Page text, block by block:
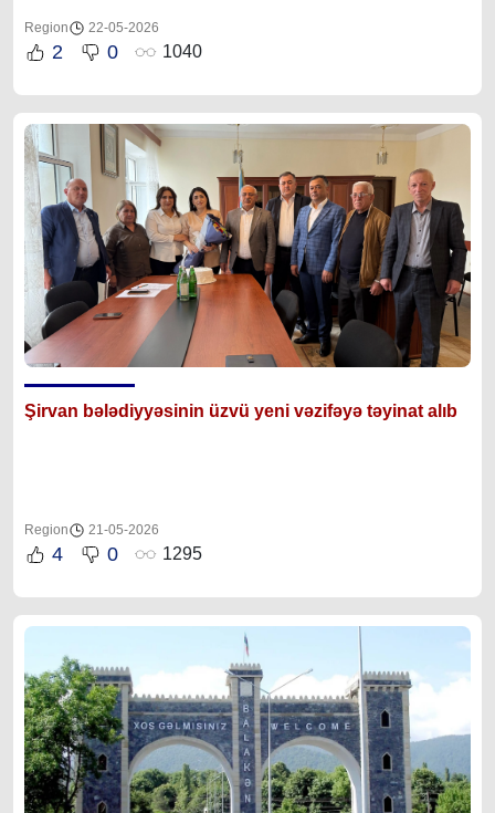
Region 22-05-2026
2 0 1040
Şirvan bələdiyyəsinin üzvü yeni vəzifəyə təyinat alıb
Region 21-05-2026
4 0 1295